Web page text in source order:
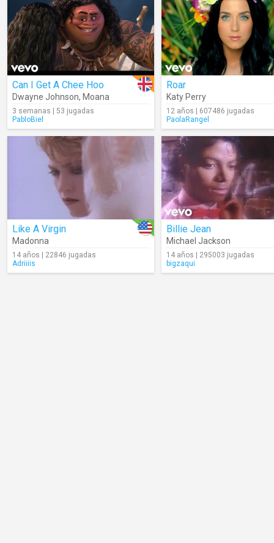
Can I Get A Chee Hoo
Dwayne Johnson, Moana
3 semanas | 53 jugadas
PabloBiel
Roar
Katy Perry
12 años | 607486 jugadas
PaolaRangel
Like A Virgin
Madonna
14 años | 22846 jugadas
Adriiiis
Billie Jean
Michael Jackson
14 años | 295003 jugadas
bigzaqui